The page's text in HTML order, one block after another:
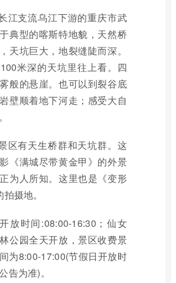
江支流乌江下游的重庆市武
典型的喀斯特地貌，天然桥
天坑巨大，地裂缝陡而深。
米深的天坑里往上看。四
般的悬崖。也可以到裂谷底
壁顺着地下河走；感受大自
区有天生桥群和天坑群。这
《满城尽带黄金甲》的外景
为人所知。这里也是《变形
摄地。
放时间:08:00-16:30；仙女
公园全天开放，景区收费景
为8:00-17:00(节假日开放时
告为准)。